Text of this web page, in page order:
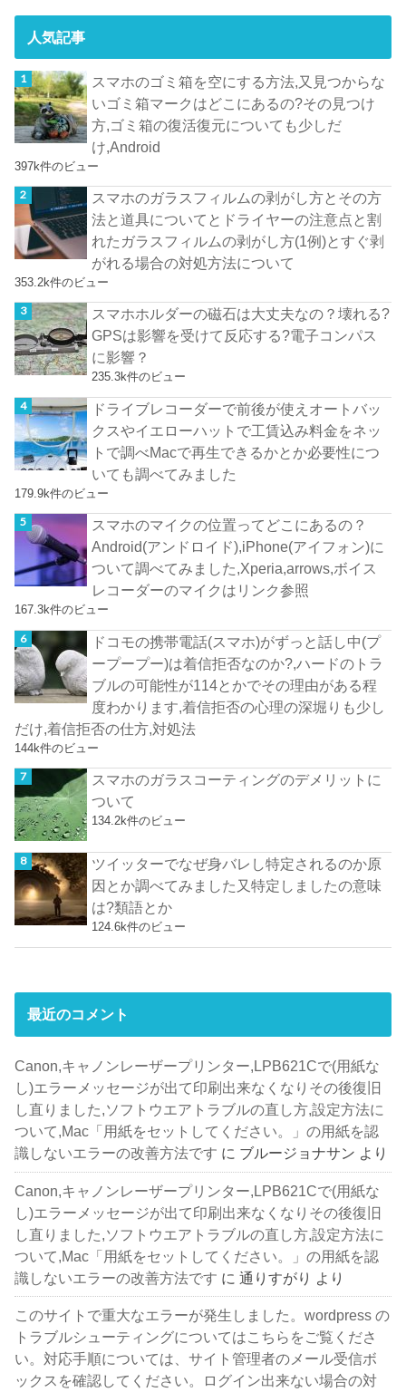
人気記事
スマホのゴミ箱を空にする方法,又見つからな
いゴミ箱マークはどこにあるの?その見つけ
方,ゴミ箱の復活復元についても少しだ
け,Android
397k件のビュー
スマホのガラスフィルムの剥がし方とその方
法と道具についてとドライヤーの注意点と割
れたガラスフィルムの剥がし方(1例)とすぐ剥
がれる場合の対処方法について
353.2k件のビュー
スマホホルダーの磁石は大丈夫なの？壊れる?
GPSは影響を受けて反応する?電子コンパス
に影響？
235.3k件のビュー
ドライブレコーダーで前後が使えオートバッ
クスやイエローハットで工賃込み料金をネッ
トで調べMacで再生できるかとか必要性につ
いても調べてみました
179.9k件のビュー
スマホのマイクの位置ってどこにあるの？
Android(アンドロイド),iPhone(アイフォン)に
ついて調べてみました,Xperia,arrows,ボイス
レコーダーのマイクはリンク参照
167.3k件のビュー
ドコモの携帯電話(スマホ)がずっと話し中(プ
ープープー)は着信拒否なのか?,ハードのトラ
ブルの可能性が114とかでその理由がある程
度わかります,着信拒否の心理の深堀りも少し
だけ,着信拒否の仕方,対処法
144k件のビュー
スマホのガラスコーティングのデメリットに
ついて
134.2k件のビュー
ツイッターでなぜ身バレし特定されるのか原
因とか調べてみました又特定しましたの意味
は?類語とか
124.6k件のビュー
最近のコメント
Canon,キャノンレーザープリンター,LPB621Cで(用紙な
し)エラーメッセージが出て印刷出来なくなりその後復旧
し直りました,ソフトウエアトラブルの直し方,設定方法に
ついて,Mac「用紙をセットしてください。」の用紙を認
識しないエラーの改善方法です に ブルージョナサン より
Canon,キャノンレーザープリンター,LPB621Cで(用紙な
し)エラーメッセージが出て印刷出来なくなりその後復旧
し直りました,ソフトウエアトラブルの直し方,設定方法に
ついて,Mac「用紙をセットしてください。」の用紙を認
識しないエラーの改善方法です に通りすがり より
このサイトで重大なエラーが発生しました。wordpress の
トラブルシューティングについてはこちらをご覧くださ
い。対応手順については、サイト管理者のメール受信ボ
ックスを確認してください。ログイン出来ない場合の対